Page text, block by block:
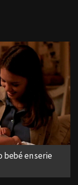
bebé en serie